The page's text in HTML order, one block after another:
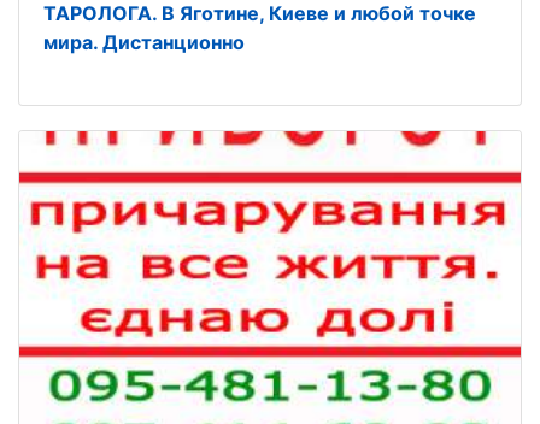
ТАРОЛОГА. В Яготине, Киеве и любой точке
мира. Дистанционно